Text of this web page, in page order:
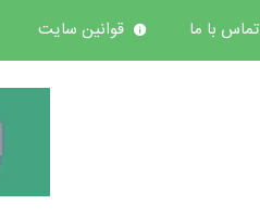
تماس با ما قوانین سایت